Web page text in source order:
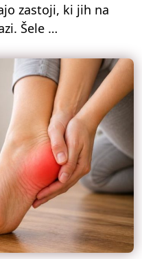
zastoji, ki jih na
Šele …